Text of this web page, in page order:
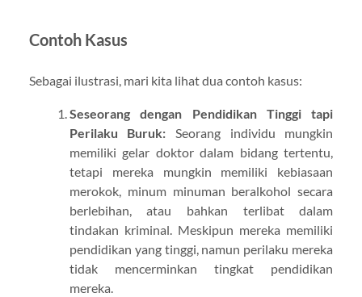
Contoh Kasus
Sebagai ilustrasi, mari kita lihat dua contoh kasus:
Seseorang dengan Pendidikan Tinggi tapi
Perilaku Buruk: Seorang individu mungkin
memiliki gelar doktor dalam bidang tertentu,
tetapi mereka mungkin memiliki kebiasaan
merokok, minum minuman beralkohol secara
berlebihan, atau bahkan terlibat dalam
tindakan kriminal. Meskipun mereka memiliki
pendidikan yang tinggi, namun perilaku mereka
tidak mencerminkan tingkat pendidikan
mereka.